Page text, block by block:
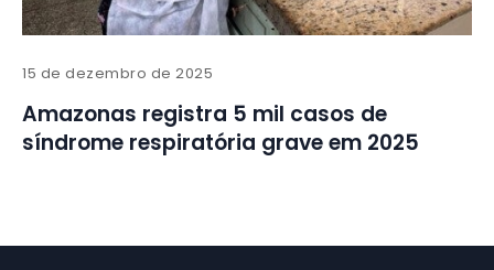
15 de dezembro de 2025
Amazonas registra 5 mil casos de
síndrome respiratória grave em 2025